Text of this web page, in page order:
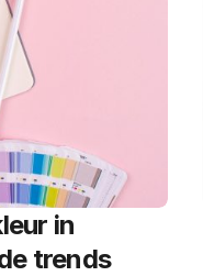
in
trends